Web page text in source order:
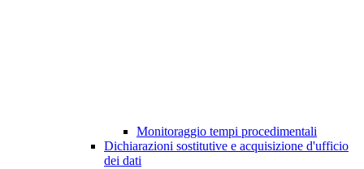
Monitoraggio tempi procedimentali
Dichiarazioni sostitutive e acquisizione d'ufficio
dei dati